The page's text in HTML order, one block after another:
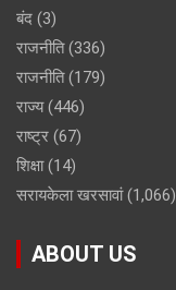
बंद (3)
राजनीति(336)
राजनीति(179)
राज्य(446)
राष्ट्र (67)
शिक्षा(14)
सरायकेला खरसावां(1,066)
ABOUT US